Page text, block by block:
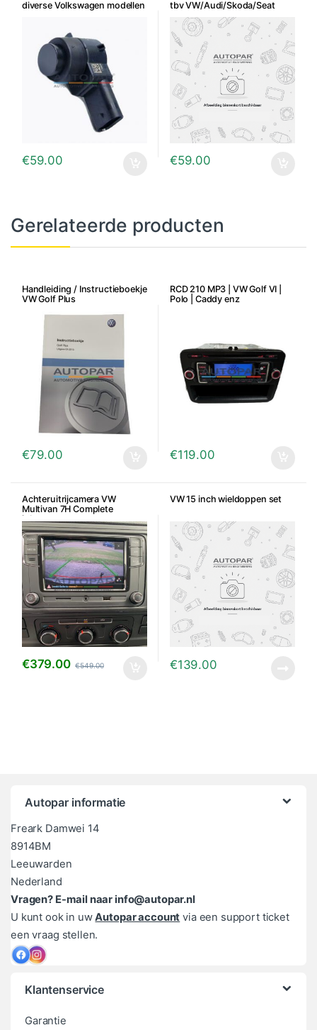
diverse Volkswagen modellen
€59.00
tbv VW/Audi/Skoda/Seat
€59.00
Gerelateerde producten
Handleiding / Instructieboekje
VW Golf Plus
€79.00
RCD 210 MP3 | VW Golf VI |
Polo | Caddy enz
€119.00
Achteruitrijcamera VW
Multivan 7H Complete
inbouwset
€379.00 €549.00
VW 15 inch wieldoppen set
€139.00
Autopar informatie
Freark Damwei 14
8914BM
Leeuwarden
Nederland
Vragen? E-mail naar info@autopar.nl
U kunt ook in uwAutopar account via een support ticket
een vraag stellen.
Klantenservice
Garantie